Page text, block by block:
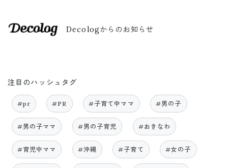
Decologからのお知らせ
注目のハッシュタグ
#pr #PR #子育て中ママ #男の子
#男の子ママ #男の子育児 #おきなわ
#育児中ママ #沖縄 #子育て #女の子